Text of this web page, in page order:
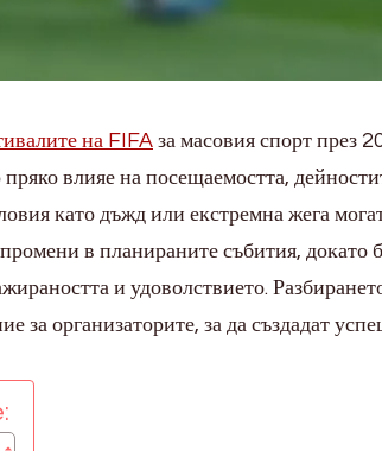
на FIFA за масовия спорт през
влияе на посещаемостта,
като дъжд или екстремна жега
в планираните събития, докато
и удоволствието.
за организаторите, за да създадат